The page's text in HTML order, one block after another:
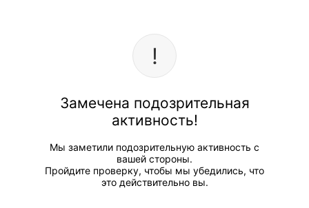
Замечена подозрительная
активность!
Мы заметили подозрительную активность с
вашей стороны.
Пройдите проверку, чтобы мы убедились, что
это действительно вы.